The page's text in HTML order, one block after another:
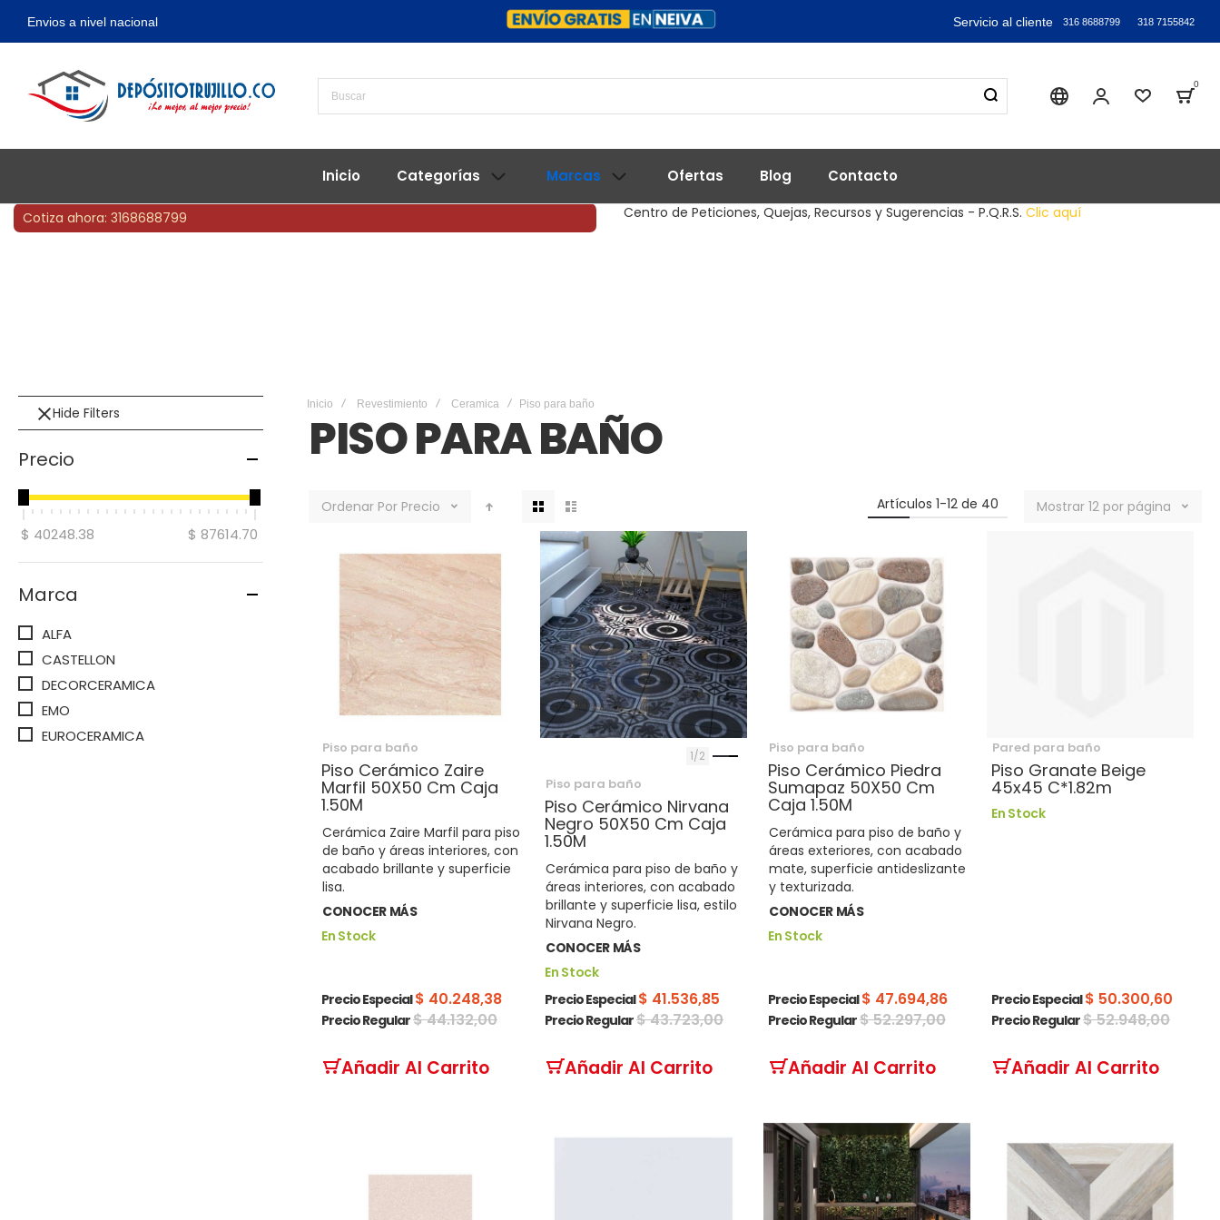
Envios a nivel nacional Servicio al cliente 316 8688799 318 7155842
Sika industry
Mi Cuenta
Lista de
0
Inicio Categorías Marcas Ofertas Blog Contacto
Cotiza ahora: 3168688799 Centro de Peticiones, Quejas, Recursos y Sugerencias - P.Q.R.S. Clic aquí
Inicio Revestimiento Ceramica Piso para baño
PISO PARA BAÑO
Ordenar Por Precio
Ver
como
Artículos 1-12 de 40 Mostrar 12 por página
Piso para baño
Piso Cerámico Zaire
Marfil 50X50 Cm Caja
1.50M
Cerámica Zaire Marfil para piso
de baño y áreas interiores, con
acabado brillante y superficie
lisa.
CONOCER MÁS
En Stock
Precio Especial $ 40.248,38
Precio Regular$ 44.132,00
Añadir Al Carrito
1 2
Piso para baño
Piso Cerámico Nirvana
Negro 50X50 Cm Caja
1.50M
Cerámica para piso de baño y
áreas interiores, con acabado
brillante y superficie lisa, estilo
Nirvana Negro.
CONOCER MÁS
En Stock
Precio Especial $ 41.536,85
Precio Regular$ 43.723,00
Añadir Al Carrito
Piso para baño
Piso Cerámico Piedra
Sumapaz 50X50 Cm
Caja 1.50M
Cerámica para piso de baño y
áreas exteriores, con acabado
mate, superficie antideslizante
y texturizada.
CONOCER MÁS
En Stock
Precio Especial $ 47.694,86
Precio Regular$ 52.297,00
Añadir Al Carrito
Pared para baño
Piso Granate Beige
45x45 C*1.82m
En Stock
Precio Especial $ 50.300,60
Precio Regular$ 52.948,00
Añadir Al Carrito
Hide Filters
Precio
$ 40248.38 $ 87614.70
Marca
ALFA
CASTELLON
DECORCERAMICA
EMO
EUROCERAMICA